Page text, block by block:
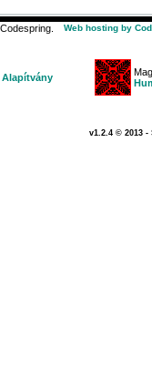
Web hosting by
v1.2.4 © 2013